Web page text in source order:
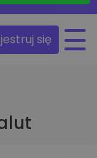
się